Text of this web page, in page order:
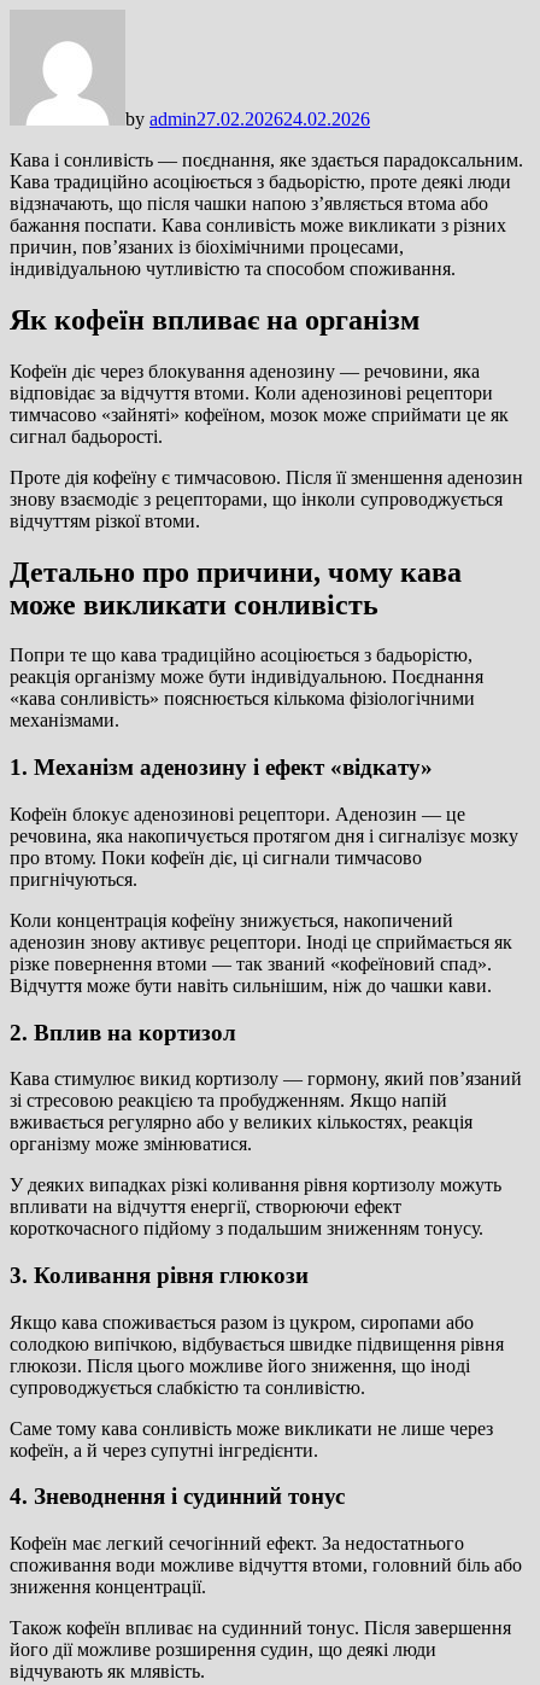
by admin27.02.202624.02.2026
Кава і сонливість — поєднання, яке здається парадоксальним.
Кава традиційно асоціюється з бадьорістю, проте деякі люди
відзначають, що після чашки напою з’являється втома або
бажання поспати. Кава сонливість може викликати з різних
причин, пов’язаних із біохімічними процесами,
індивідуальною чутливістю та способом споживання.
Як кофеїн впливає на організм
Кофеїн діє через блокування аденозину — речовини, яка
відповідає за відчуття втоми. Коли аденозинові рецептори
тимчасово «зайняті» кофеїном, мозок може сприймати це як
сигнал бадьорості.
Проте дія кофеїну є тимчасовою. Після її зменшення аденозин
знову взаємодіє з рецепторами, що інколи супроводжується
відчуттям різкої втоми.
Детально про причини, чому кава
може викликати сонливість
Попри те що кава традиційно асоціюється з бадьорістю,
реакція організму може бути індивідуальною. Поєднання
«кава сонливість» пояснюється кількома фізіологічними
механізмами.
1. Механізм аденозину і ефект «відкату»
Кофеїн блокує аденозинові рецептори. Аденозин — це
речовина, яка накопичується протягом дня і сигналізує мозку
про втому. Поки кофеїн діє, ці сигнали тимчасово
пригнічуються.
Коли концентрація кофеїну знижується, накопичений
аденозин знову активує рецептори. Іноді це сприймається як
різке повернення втоми — так званий «кофеїновий спад».
Відчуття може бути навіть сильнішим, ніж до чашки кави.
2. Вплив на кортизол
Кава стимулює викид кортизолу — гормону, який пов’язаний
зі стресовою реакцією та пробудженням. Якщо напій
вживається регулярно або у великих кількостях, реакція
організму може змінюватися.
У деяких випадках різкі коливання рівня кортизолу можуть
впливати на відчуття енергії, створюючи ефект
короткочасного підйому з подальшим зниженням тонусу.
3. Коливання рівня глюкози
Якщо кава споживається разом із цукром, сиропами або
солодкою випічкою, відбувається швидке підвищення рівня
глюкози. Після цього можливе його зниження, що іноді
супроводжується слабкістю та сонливістю.
Саме тому кава сонливість може викликати не лише через
кофеїн, а й через супутні інгредієнти.
4. Зневоднення і судинний тонус
Кофеїн має легкий сечогінний ефект. За недостатнього
споживання води можливе відчуття втоми, головний біль або
зниження концентрації.
Також кофеїн впливає на судинний тонус. Після завершення
його дії можливе розширення судин, що деякі люди
відчувають як млявість.